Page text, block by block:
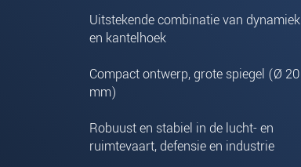
Uitstekende combinatie van dynamiek
en kantelhoek
Compact ontwerp, grote spiegel (Ø 20
mm)
Robuust en stabiel in de lucht- en
ruimtevaart, defensie en industrie
Voornaam*
Straat
Postcode